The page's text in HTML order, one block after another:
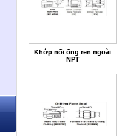
Khớp nối ống ren ngoài
NPT